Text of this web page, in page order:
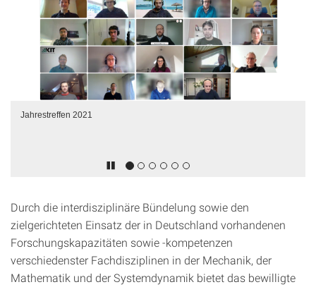
Jahrestreffen 2021
Durch die interdisziplinäre Bündelung sowie den
zielgerichteten Einsatz der in Deutschland vorhandenen
Forschungskapazitäten sowie -kompetenzen
verschiedenster Fachdisziplinen in der Mechanik, der
Mathematik und der Systemdynamik bietet das bewilligte